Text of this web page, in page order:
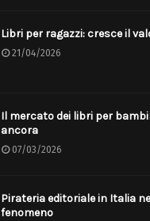
Libri per ragazzi: cresce il
21/04/2026
Il mercato dei libri per
ancora
07/03/2026
Pirateria editoriale in Italia
fenomeno